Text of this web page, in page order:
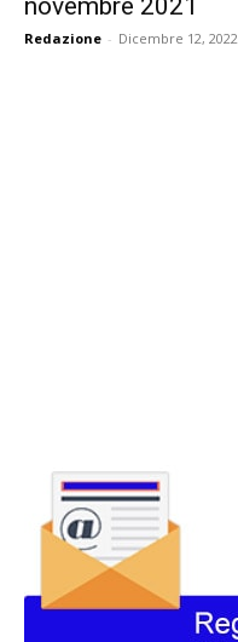
Redazione - Dicembre 12, 2022